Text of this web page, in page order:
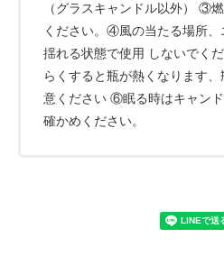
（グラスキャンドル以外） ③
ください。④風の当たる場所
揺れる状態で使用 しないでく
らくすると瓶が熱くなります
意ください ⑥眠る時はキャン
確かめください。